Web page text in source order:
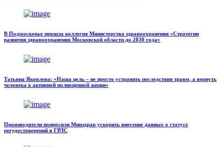
В Подмосковье прошла коллегия Министерства здравоохранения «Стратегии
развития здравоохранения Московской области до 2030 года»
Татьяна Яковлева: «Наша цель – не просто устранить последствия травм, а вернуть
человека к активной полноценной жизни»
Производители попросили Минздрав ускорить внесение данных о статусе
регудостоверений в ГРЛС